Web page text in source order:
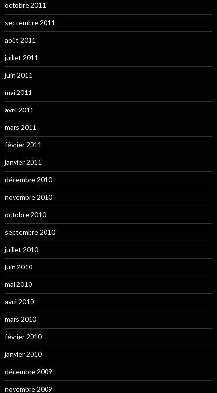
octobre 2011
septembre 2011
août 2011
juillet 2011
juin 2011
mai 2011
avril 2011
mars 2011
février 2011
janvier 2011
décembre 2010
novembre 2010
octobre 2010
septembre 2010
juillet 2010
juin 2010
mai 2010
avril 2010
mars 2010
février 2010
janvier 2010
décembre 2009
novembre 2009